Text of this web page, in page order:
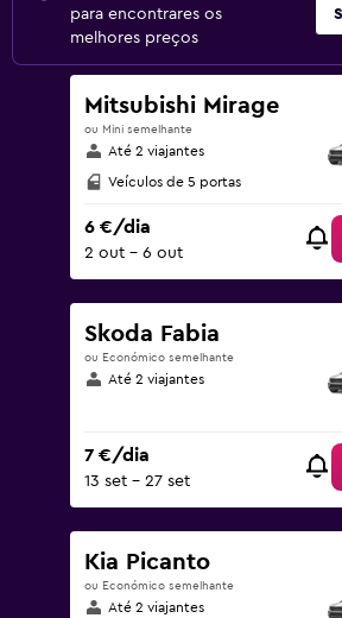
para encontrares os
melhores preços
Mitsubishi Mirage
ou Mini semelhante
Até 2 viajantes
Veículos de 5 portas
6 €/dia
2 out – 6 out
Skoda Fabia
ou Económico semelhante
Até 2 viajantes
7 €/dia
13 set – 27 set
Kia Picanto
ou Económico semelhante
Até 2 viajantes